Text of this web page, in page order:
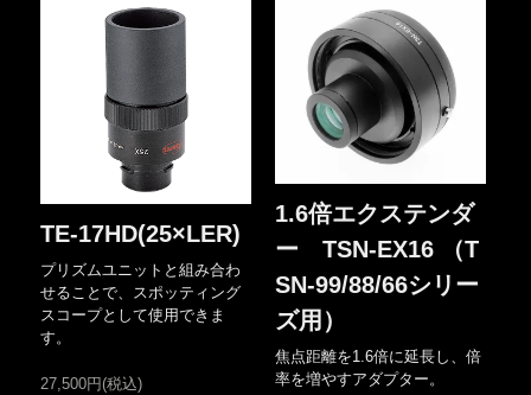
TE-17HD(25×LER)
プリズムユニットと組み合わ
せることで、スポッティング
スコープとして使用できま
す。
27,500円(税込)
1.6倍エクステンダ
ー TSN-EX16 （T
SN-99/88/66シリー
ズ用）
焦点距離を1.6倍に延長し、倍
率を増やすアダプター。